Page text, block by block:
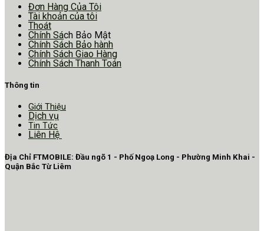
Đơn Hàng Của Tôi
Tài khoản của tôi
Thoát
Chính Sách Bảo Mật
Chính Sách Bảo hành
Chính Sách Giao Hàng
Chính Sách Thanh Toán
Thông tin
Giới Thiệu
Dịch vụ
Tin Tức
Liên Hệ
Địa Chỉ FTMOBILE: Đầu ngõ 1 - Phố Ngoạ Long - Phường Minh Khai -
Quận Bắc Từ Liêm